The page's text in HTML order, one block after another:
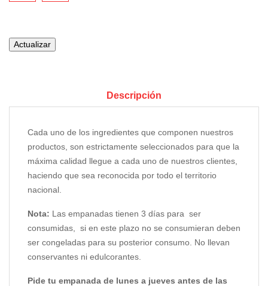
Descripción
Cada uno de los ingredientes que componen nuestros
productos, son estrictamente seleccionados para que la
máxima calidad llegue a cada uno de nuestros clientes,
haciendo que sea reconocida por todo el territorio
nacional.
Nota: Las empanadas tienen 3 días para ser
consumidas, si en este plazo no se consumieran deben
ser congeladas para su posterior consumo. No llevan
conservantes ni edulcorantes.
Pide tu empanada de lunes a jueves antes de las